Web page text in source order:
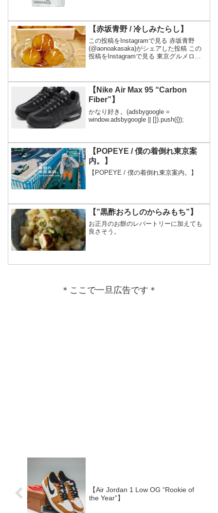
【赤坂青野 / 冷しみたらし】
この投稿をInstagramで見る 赤坂青野
(@aonoakasaka)がシェアした投稿 この
投稿をInstagramで見る 東京グルメログ
【Nike Air Max 95 “Carbon
Fiber”】
かなり好き。(adsbygoogle =
window.adsbygoogle || []).push({});
【POPEYE / 僕の着倒れ東京案
内。】
【POPEYE / 僕の着倒れ東京案内。】
【”黒酢おろしのからみもち”】
お正月のお餅のレパートリーに加えても
良さそう。
＊ここで一旦広告です＊
【Air Jordan 1 Low OG “Rookie of
the Year”】